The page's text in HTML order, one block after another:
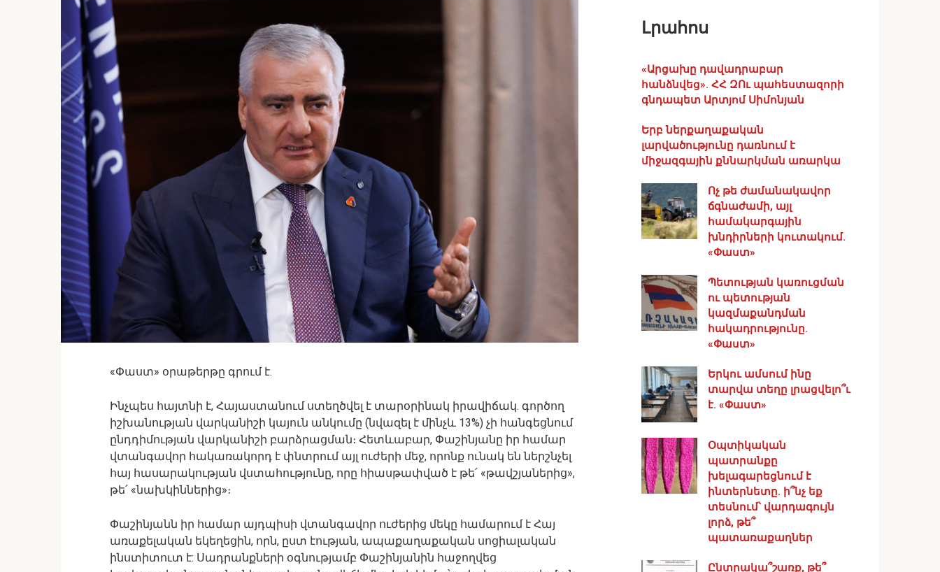
«Փաստ» օրաթերթը գրում է.
Ինչպես հայտնի է, Հայաստանում ստեղծվել է տարօրինակ իրավիճակ. գործող
իշխանության վարկանիշի կայուն անկումը (նվազել է մինչև 13%) չի հանգեցնում
ընդդիմության վարկանիշի բարձրացման։ Հետևաբար, Փաշինյանը իր համար
վտանգավոր հակառակորդ է փնտրում այլ ուժերի մեջ, որոնք ունակ են ներշնչել
հայ հասարակության վստահությունը, որը հիասթափված է թե՛ «թավշյաներից»,
թե՛ «նախկիններից»։
Փաշինյանն իր համար այդպիսի վտանգավոր ուժերից մեկը համարում է Հայ
առաքելական եկեղեցին, որն, ըստ էության, ապաքաղաքական սոցիալական
ինստիտուտ է: Սադրանքների օգնությամբ Փաշինյանին հաջողվեց
Լրահոս
«Արցախը դավադրաբար
հանձնվեց». ՀՀ ԶՈւ պահեստազորի
գնդապետ Արտյոմ Սիմոնյան
Երբ ներքաղաքական
լարվածությունը դառնում է
միջազգային քննարկման առարկա
Ոչ թե ժամանակավոր
ճգնաժամի, այլ
համակարգային
խնդիրների կուտակում.
«Փաստ»
Պետության կառուցման
ու պետության
կազմաքանդման
հակադրությունը.
«Փաստ»
Երկու ամսում ինը
տարվա տեղը լրացվելո՞ւ
է. «Փաստ»
Օպտիկական
պատրանքը
խելագարեցնում է
ինտերնետը. ի՞նչ եք
տեսնում՝ վարդագույն
լորձ, թե՞
պատառաքաղներ
Ընտրակա՞շառք, թե՞